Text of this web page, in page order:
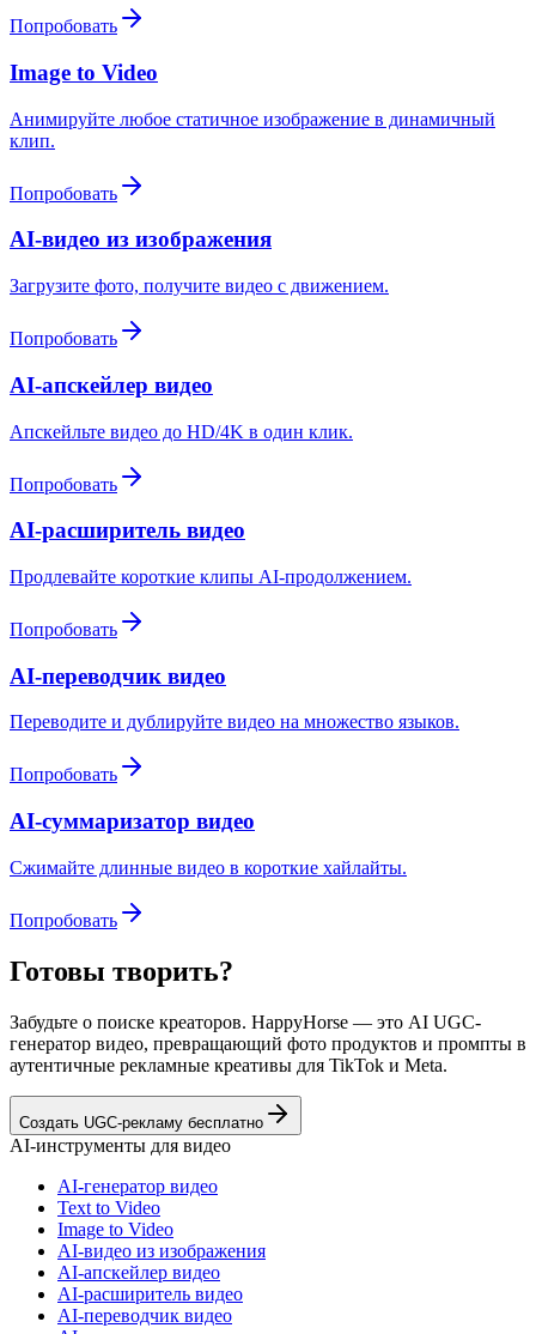
Попробовать
Image to Video
Анимируйте любое статичное изображение в динамичный
клип.
Попробовать
AI-видео из изображения
Загрузите фото, получите видео с движением.
Попробовать
AI-апскейлер видео
Апскейльте видео до HD/4K в один клик.
Попробовать
AI-расширитель видео
Продлевайте короткие клипы AI-продолжением.
Попробовать
AI-переводчик видео
Переводите и дублируйте видео на множество языков.
Попробовать
AI-суммаризатор видео
Сжимайте длинные видео в короткие хайлайты.
Попробовать
Готовы творить?
Забудьте о поиске креаторов. HappyHorse — это AI UGC-
генератор видео, превращающий фото продуктов и промпты в
аутентичные рекламные креативы для TikTok и Meta.
Создать UGC-рекламу бесплатно
AI-инструменты для видео
AI-генератор видео
Text to Video
Image to Video
AI-видео из изображения
AI-апскейлер видео
AI-расширитель видео
AI-переводчик видео